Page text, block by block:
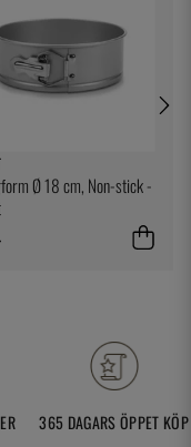
Ø 18 cm, Non-stick -
365 DAGARS ÖPPET KÖP